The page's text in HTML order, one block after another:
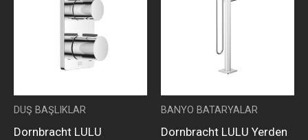
DUŞ BAŞLIKLAR
Dornbracht LULU
BANYO BATARYALAR
Dornbracht LULU Yerden